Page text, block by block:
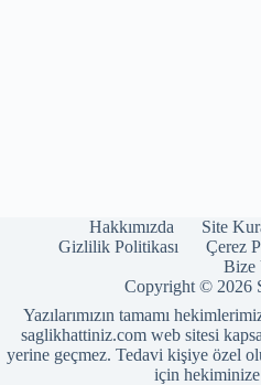
Hakkımızda
Site
Gizlilik Politikası
Çerez
Bize
Copyright © 2026
Yazılarımızın tamamı
saglikhattiniz.com web sitesi
yerine geçmez. Tedavi kişiye özel
için hekiminize